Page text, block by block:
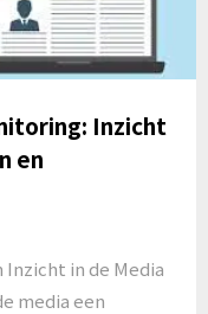
Inzicht
en
in de Media
media een